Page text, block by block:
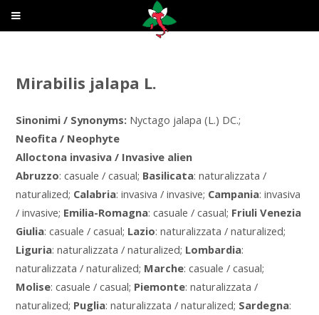
Mirabilis jalapa L.
Sinonimi / Synonyms: Nyctago jalapa (L.) DC.;
Neofita / Neophyte
Alloctona invasiva / Invasive alien
Abruzzo: casuale / casual; Basilicata: naturalizzata /
naturalized; Calabria: invasiva / invasive; Campania: invasiva
/ invasive; Emilia-Romagna: casuale / casual; Friuli Venezia
Giulia: casuale / casual; Lazio: naturalizzata / naturalized;
Liguria: naturalizzata / naturalized; Lombardia:
naturalizzata / naturalized; Marche: casuale / casual;
Molise: casuale / casual; Piemonte: naturalizzata /
naturalized; Puglia: naturalizzata / naturalized; Sardegna: